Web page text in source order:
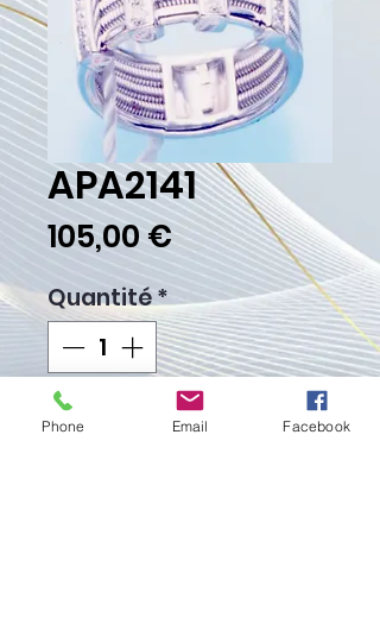
APA2141
105,00 €Prix
Quantité*
Ajouter au panier
Phone Email Facebook